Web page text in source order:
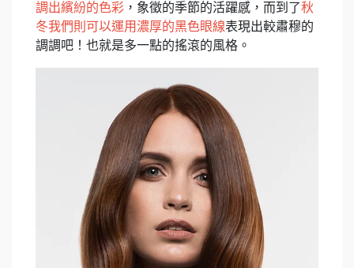
調出繽紛的色彩 ，象徵的季節的活躍感，而到了秋
冬我們則可以運用濃厚的黑色眼線表現出較肅穆的
調調吧！也就是多一點的搖滾的風格。